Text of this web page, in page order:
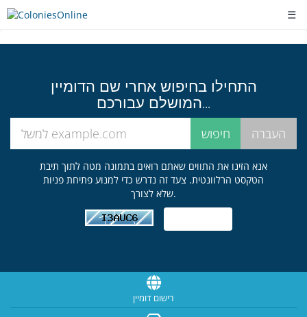
☰
התחילו בחיפוש אחרי שם הדומיין
המושלם עבורכם...
אנא הזינו את התווים שאתם רואים בתמונה מטה לתוך תיבת
הטקסט הרלוונטית. צעד זה נדרש כדי למנוע פתיחת פניות
שלא לצורך.
רישום דומיין